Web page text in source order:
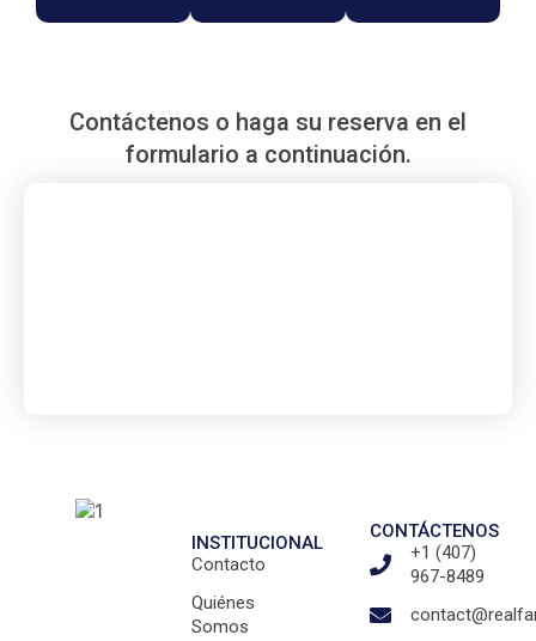
Contáctenos o haga su reserva en el
formulario a continuación.
INSTITUCIONAL
Contacto
Quiénes
Somos
CONTÁCTENOS
+1 (407)
967-8489